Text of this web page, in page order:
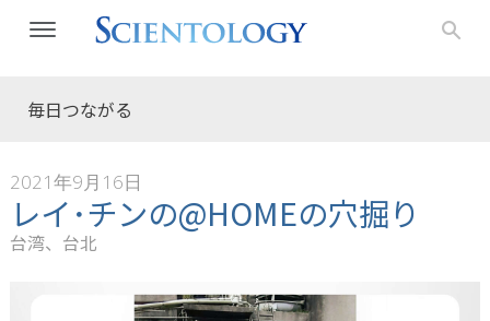
毎日つながる
2021年9月16日
レイ･チンの@HOMEの穴掘り
台湾、台北